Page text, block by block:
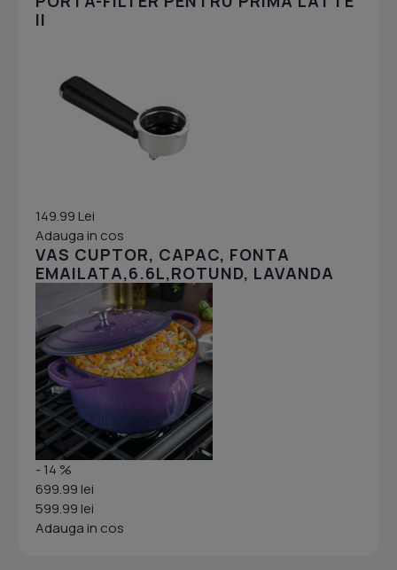
II
149.99 Lei
Adauga in cos
VAS CUPTOR, CAPAC, FONTA
EMAILATA,6.6L,ROTUND, LAVANDA
- 14 %
699.99 lei
599.99 lei
Adauga in cos